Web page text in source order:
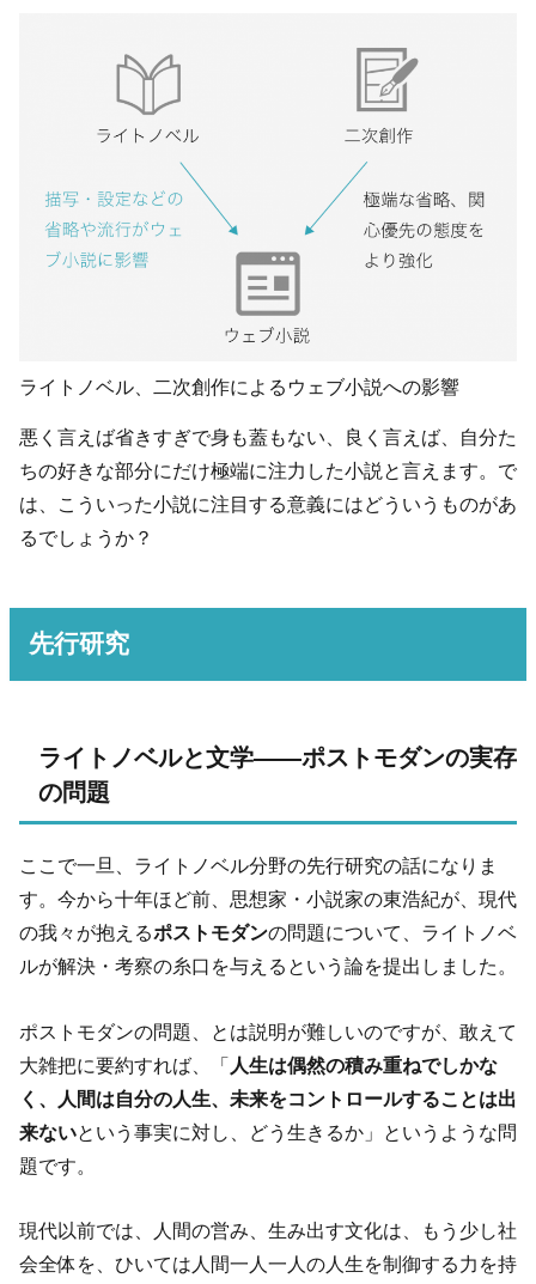
ライトノベル、二次創作によるウェブ小説への影響
悪く言えば省きすぎで身も蓋もない、良く言えば、自分た
ちの好きな部分にだけ極端に注力した小説と言えます。で
は、こういった小説に注目する意義にはどういうものがあ
るでしょうか？
先行研究
ライトノベルと文学――ポストモダンの実存
の問題
ここで一旦、ライトノベル分野の先行研究の話になりま
す。今から十年ほど前、思想家・小説家の東浩紀が、現代
の我々が抱えるポストモダンの問題について、ライトノベ
ルが解決・考察の糸口を与えるという論を提出しました。
ポストモダンの問題、とは説明が難しいのですが、敢えて
大雑把に要約すれば、「 人生は偶然の積み重ねでしかな
く、人間は自分の人生、未来をコントロールすることは出
来ないという事実に対し、どう生きるか」というような問
題です。
現代以前では、人間の営み、生み出す文化は、もう少し社
会全体を、ひいては人間一人一人の人生を制御する力を持